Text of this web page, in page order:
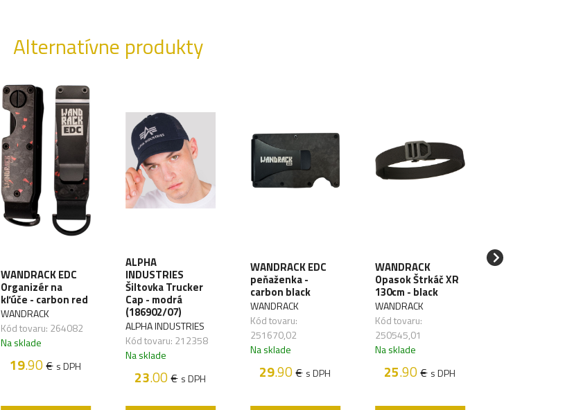
Alternatívne produkty
WANDRACK EDC
Organizér na
kľúče - carbon red
WANDRACK
Kód tovaru: 264082
Na sklade
19.90€ s DPH
ALPHA
INDUSTRIES
Šiltovka Trucker
Cap - modrá
(186902/07)
ALPHA INDUSTRIES
Kód tovaru: 212358
Na sklade
23.00€ s DPH
WANDRACK EDC
peňaženka -
carbon black
WANDRACK
Kód tovaru:
251670,02
Na sklade
29.90€ s DPH
WANDRACK
Opasok Štrkáč XR
130cm - black
WANDRACK
Kód tovaru:
250545,01
Na sklade
25.90€ s DPH